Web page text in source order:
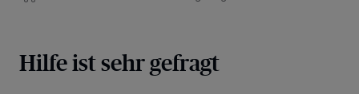
Hilfe ist sehr gefragt